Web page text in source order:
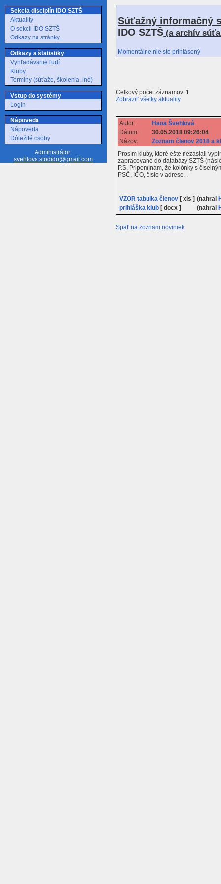
Sekcia disciplín IDO SZTŠ
Aktuality
O sekcii IDO SZTŠ
Odkazy na stránky
Odkazy a štatistiky
Vyhľadávanie ľudí
Kluby
Termíny (súťaže, školenia, iné)
Vstup do systémy
Login
Nápoveda
Nápoveda
Dôležité osoby
Administrátor:
svehlova.stodido@gmail.com
Súťažný informačný
IDO SZTŠ (a archív
Momentálne nie ste prihlásený
Celkový počet záznamov: 1
Zobraziť všetky aktuality
Autor:
Hana Švehlová
Dátum:
30.05.2018 09:26:04
Názov:
Zoznam členov 2018 a
Prosím kluby, ktoré ešte nezaslali
zapracované do databázy SZTŠ
P.S. Pripomínam, že kolónky s
PSČ, IČO, číslo v adrese, .
VZOR tabulka členov [ xls ] (nahral
prihláška klub [ docx ] (nahral
Späť na zoznam noviniek